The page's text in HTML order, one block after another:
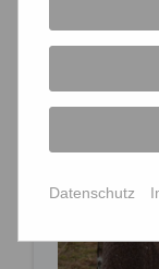
Datenschutz